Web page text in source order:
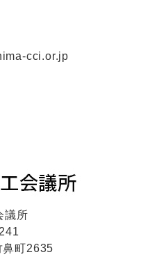
cci.or.jp
議所
鼻町2635